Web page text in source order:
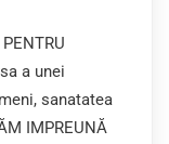
a unei
sanatatea
IMPREUNĂ